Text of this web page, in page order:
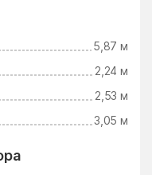
5,87 м
2,24 м
2,53 м
3,05 м